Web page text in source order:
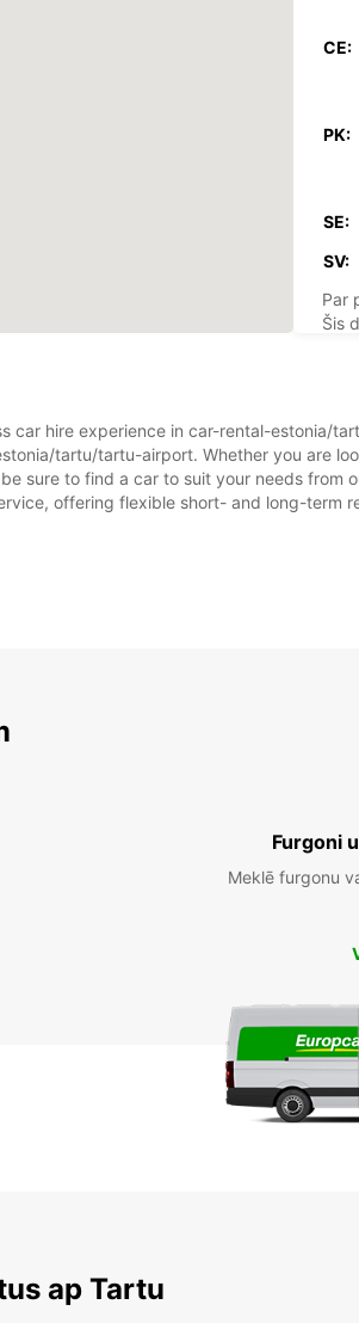
CE:
PK:
SE:
SV:
Par
Šis
car hire experience in car-rental-estonia/
tartu/tartu-airport. Whether you are
sure to find a car to suit your needs from
offering flexible short- and long-term
Furgoni
Meklē furgonu
ap Tartu